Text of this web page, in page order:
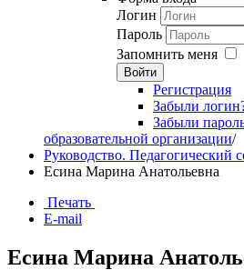
Логин
Пароль
Запомнить меня
Войти
Регистрация
Забыли
Забыли
образовательной организации/
Руководство. Педагогический
Есина Марина Анатольевна
Печать
E-mail
Есина Марина